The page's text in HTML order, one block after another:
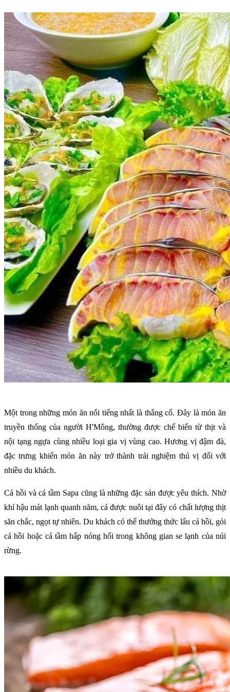
Một trong những món ăn nổi tiếng nhất là thắng cố. Đây là món ăn
truyền thống của người H'Mông, thường được chế biến từ thịt và
nội tạng ngựa cùng nhiều loại gia vị vùng cao. Hương vị đậm đà,
đặc trưng khiến món ăn này trở thành trải nghiệm thú vị đối với
nhiều du khách.
Cá hồi và cá tầm Sapa cũng là những đặc sản được yêu thích. Nhờ
khí hậu mát lạnh quanh năm, cá được nuôi tại đây có chất lượng thịt
săn chắc, ngọt tự nhiên. Du khách có thể thưởng thức lẩu cá hồi, gỏi
cá hồi hoặc cá tầm hấp nóng hổi trong không gian se lạnh của núi
rừng.